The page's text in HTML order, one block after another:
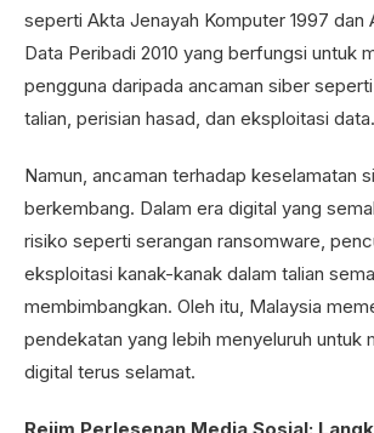
seperti Akta Jenayah Komputer 1997 dan
Data Peribadi 2010 yang berfungsi untuk
pengguna daripada ancaman siber
talian, perisian hasad, dan eksploitasi data.
Namun, ancaman terhadap keselamatan
berkembang. Dalam era digital yang
risiko seperti serangan ransomware,
eksploitasi kanak-kanak dalam talian
membimbangkan. Oleh itu, Malaysia
pendekatan yang lebih menyeluruh untuk
digital terus selamat.